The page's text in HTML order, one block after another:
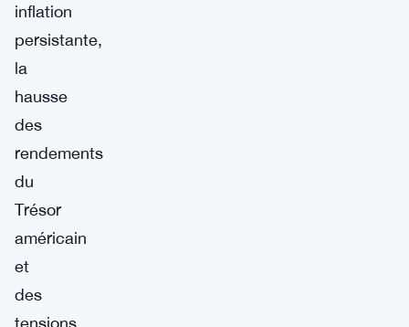
inflation
persistante,
la
hausse
des
rendements
du
Trésor
américain
et
des
tensions